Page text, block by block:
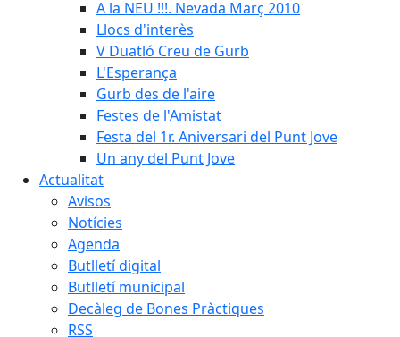
A la NEU !!!. Nevada Març 2010
Llocs d'interès
V Duatló Creu de Gurb
L'Esperança
Gurb des de l'aire
Festes de l'Amistat
Festa del 1r. Aniversari del Punt Jove
Un any del Punt Jove
Actualitat
Avisos
Notícies
Agenda
Butlletí digital
Butlletí municipal
Decàleg de Bones Pràctiques
RSS